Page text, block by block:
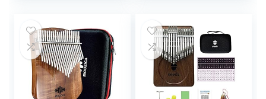
hardcase…
(massief mahonie)